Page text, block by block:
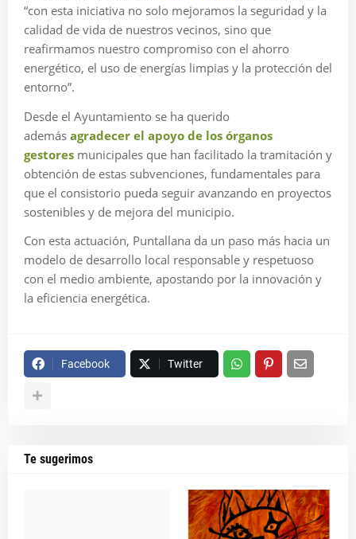
“con esta iniciativa no solo mejoramos la seguridad y la
calidad de vida de nuestros vecinos, sino que
reafirmamos nuestro compromiso con el ahorro
energético, el uso de energías limpias y la protección del
entorno”.
Desde el Ayuntamiento se ha querido
además agradecer el apoyo de los órganos
gestores municipales que han facilitado la tramitación y
obtención de estas subvenciones, fundamentales para
que el consistorio pueda seguir avanzando en proyectos
sostenibles y de mejora del municipio.
Con esta actuación, Puntallana da un paso más hacia un
modelo de desarrollo local responsable y respetuoso
con el medio ambiente, apostando por la innovación y
la eficiencia energética.
Facebook Twitter
Te sugerimos